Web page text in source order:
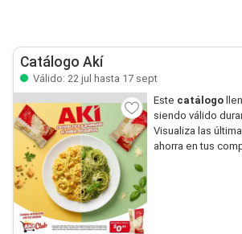
Catálogo Akí
Válido: 22 jul hasta 17 sept
Este catálogo
siendo válido
Visualiza las
ahorra en tus